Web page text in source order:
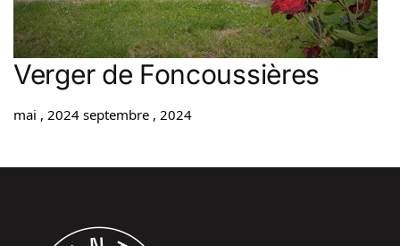
Verger de Foncoussières
mai , 2024 septembre , 2024